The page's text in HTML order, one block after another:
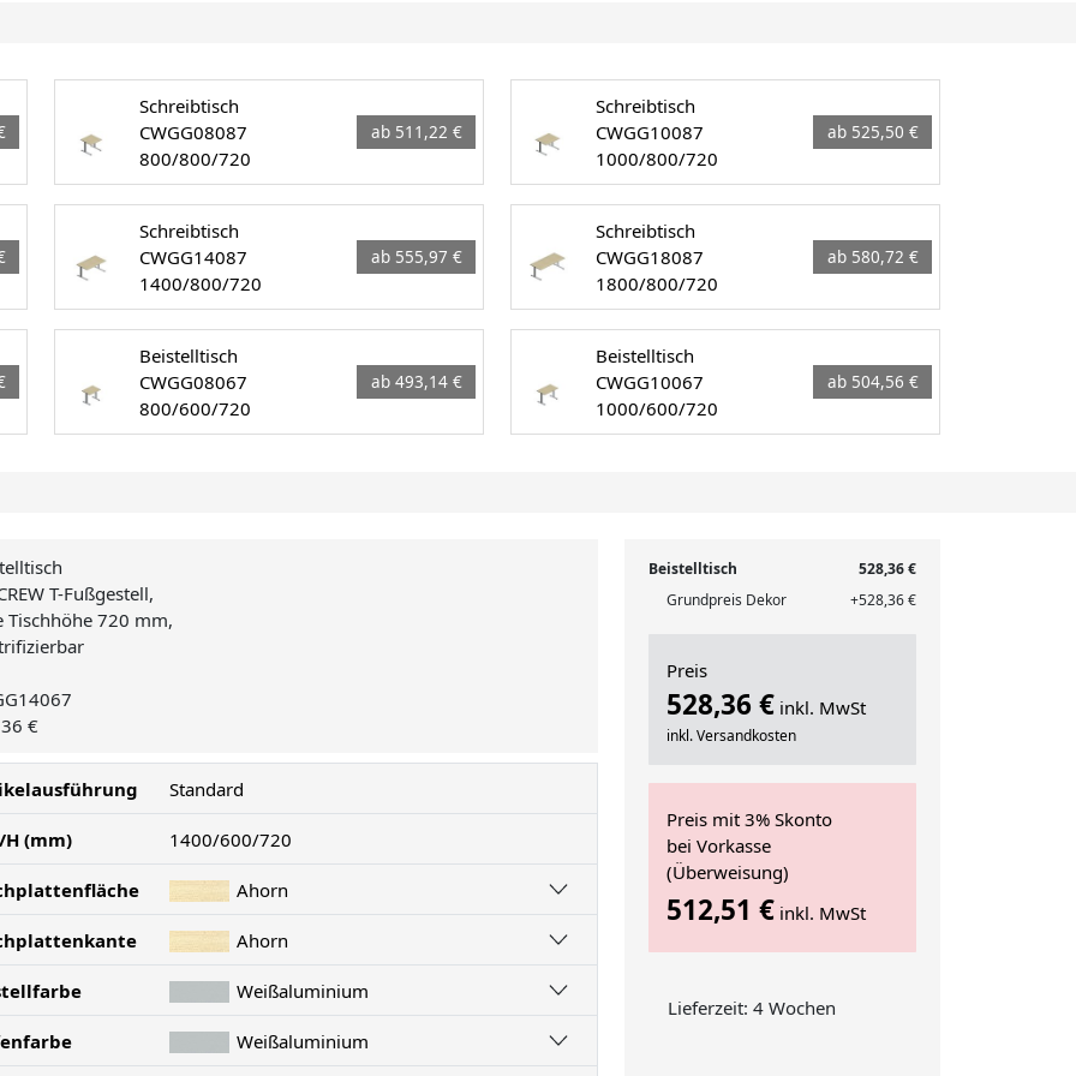
Schreibtisch
CWGG08087
800/800/720
ab 511,22 €
Schreibtisch
CWGG10087
1000/800/720
ab 525,50 €
Schreibtisch
CWGG14087
1400/800/720
ab 555,97 €
Schreibtisch
CWGG18087
1800/800/720
ab 580,72 €
Beistelltisch
CWGG08067
800/600/720
ab 493,14 €
Beistelltisch
CWGG10067
1000/600/720
ab 504,56 €
T-Fußgestell,
Tischhöhe 720 mm,
€
Standard
H (mm) 1400/600/720
Ahorn
Ahorn
Weißaluminium
Weißaluminium
Beistelltisch
528,36 €
Grundpreis Dekor
+528,36 €
Preis
528,36 € inkl. MwSt
inkl. Versandkosten
Preis mit 3% Skonto
bei Vorkasse
(Überweisung)
512,51 € inkl. MwSt
Lieferzeit: 4 Wochen